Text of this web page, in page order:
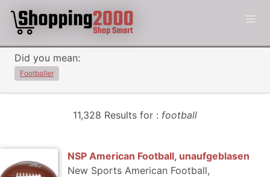
Did you mean:
Footballer
11,328 Results for : football
NSP American Football, unaufgeblasen
New Sports American Football,